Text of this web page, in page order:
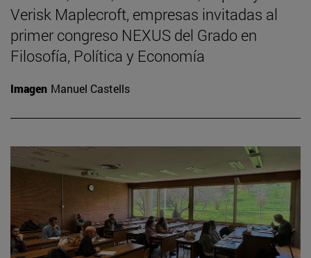
Verisk Maplecroft, empresas invitadas al
primer congreso NEXUS del Grado en
Filosofía, Política y Economía
Imagen Manuel Castells